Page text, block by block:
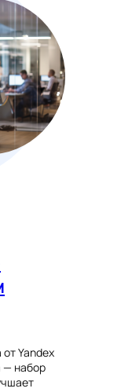
Yandex
— набор